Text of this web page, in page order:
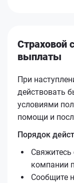
Страховой
выплаты
При
действовать
условиями
помощи и
Порядок
Свяжитесь
компании
Сообщите